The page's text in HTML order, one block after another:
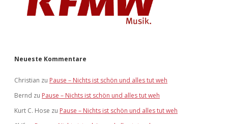
Neueste Kommentare
Christian zu Pause – Nichts ist schön und alles tut weh
Bernd zu Pause – Nichts ist schön und alles tut weh
Kurt C. Hose zu Pause – Nichts ist schön und alles tut weh